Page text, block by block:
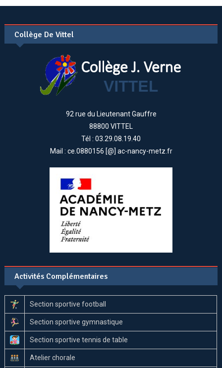
Collège De Vittel
92 rue du Lieutenant Gauffre
88800 VITTEL
Tél : 03.29.08.19.40
Mail : ce.0880156 [@] ac-nancy-metz.fr
Activités Complémentaires
Section sportive football
Section sportive gymnastique
Section sportive tennis de table
Atelier chorale